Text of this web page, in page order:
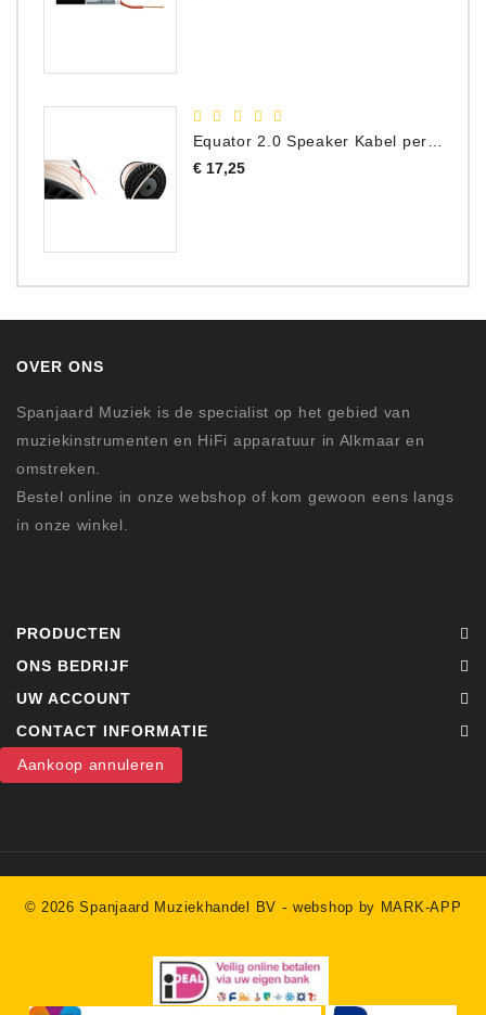
Equator 2.0 Speaker Kabel per meter
€ 17,25Prijs
OVER ONS
Spanjaard Muziek is de specialist op het gebied van
muziekinstrumenten en HiFi apparatuur in Alkmaar en
omstreken.
Bestel online in onze webshop of kom gewoon eens langs
in onze winkel.
PRODUCTEN
ONS BEDRIJF
UW ACCOUNT
CONTACT INFORMATIE
Aankoop annuleren
© 2026 Spanjaard Muziekhandel BV -webshop by MARK-APP